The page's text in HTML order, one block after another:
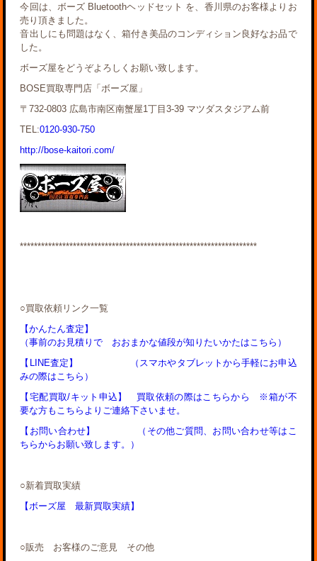
今回は、ボーズ Bluetoothヘッドセット を、香川県のお客様よりお
売り頂きました。
音出しにも問題はなく、箱付き美品のコンディション良好なお品で
した。
ボーズ屋をどうぞよろしくお願い致します。
BOSE買取専門店「ボーズ屋」
〒732-0803 広島市南区南蟹屋1丁目3-39 マツダスタジアム前
TEL:0120-930-750
http://bose-kaitori.com/
*******************************************************************
○買取依頼リンク一覧
【かんたん査定】
（事前のお見積りで おおまかな値段が知りたいかたはこちら）
【LINE査定】 （スマホやタブレットから手軽にお申込
みの際はこちら）
【宅配買取/キット申込】 買取依頼の際はこちらから ※箱が不
要な方もこちらよりご連絡下さいませ。
【お問い合わせ】 （その他ご質問、お問い合わせ等はこ
ちらからお願い致します。）
○新着買取実績
【ボーズ屋 最新買取実績】
○販売 お客様のご意見 その他